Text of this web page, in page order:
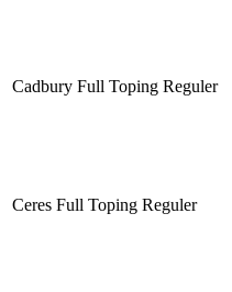
Cadbury Full Toping Reguler
Ceres Full Toping Reguler